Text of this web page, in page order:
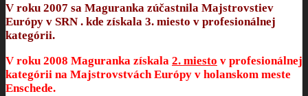
V roku 2007 sa Maguranka zúčastnila Majstrovstiev
Európy v SRN . kde získala3. miesto v profesionálnej
kategórii.
V roku 2008 Maguranka získala 2. miesto v profesionálnej
kategórii na Majstrovstvách Európy v holanskom meste
Enschede.